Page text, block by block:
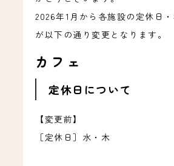
2026年1月から各施設の定休日
が以下の通り変更となります。
カフェ
定休日について
【変更前】
［定休日］水・木